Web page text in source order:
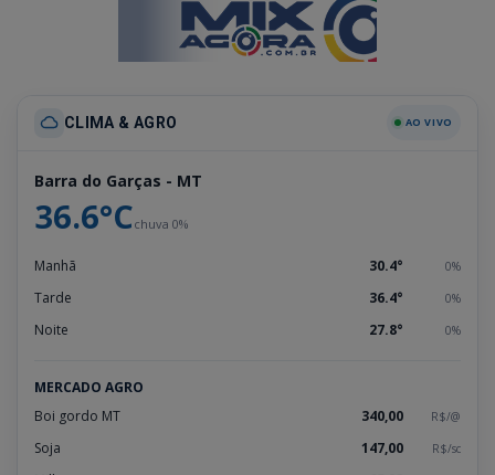
CLIMA & AGRO AO VIVO
Barra do Garças - MT
36.6°Cchuva 0%
Manhã 30.4° 0%
Tarde 36.4° 0%
Noite 27.8° 0%
MERCADO AGRO
Boi gordo MT
340,00 R$/@
Soja 147,00 R$/sc